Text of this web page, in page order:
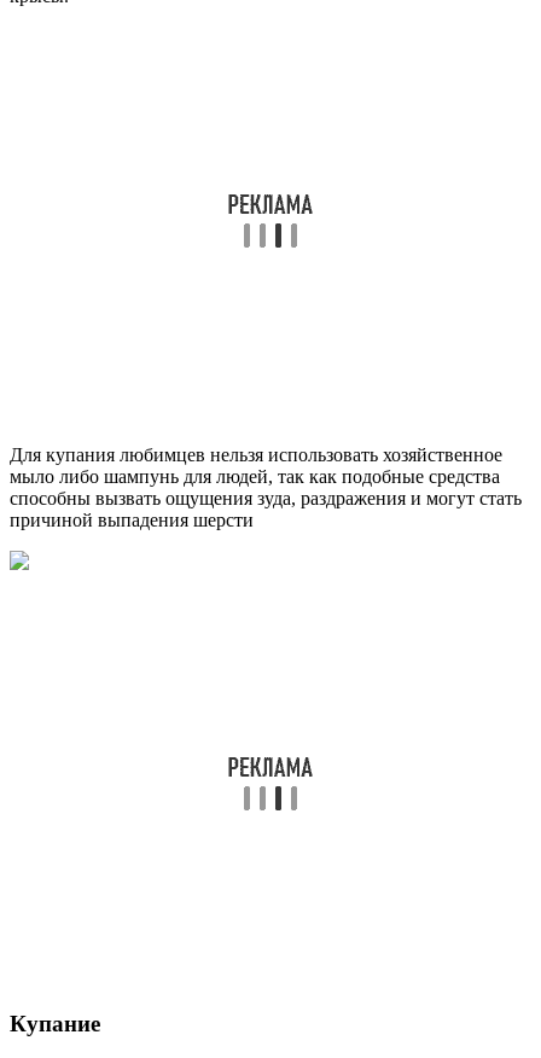
Для купания любимцев нельзя использовать хозяйственное
мыло либо шампунь для людей, так как подобные средства
способны вызвать ощущения зуда, раздражения и могут стать
причиной выпадения шерсти
Купание